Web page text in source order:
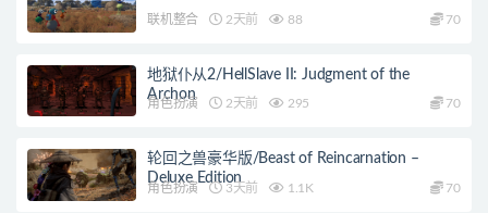
联机整合 2天前 88 70
地狱仆从2/HellSlave II: Judgment of the
Archon
角色扮演 2天前 295 70
轮回之兽豪华版/Beast of Reincarnation –
Deluxe Edition
角色扮演 3天前 1.1K 70